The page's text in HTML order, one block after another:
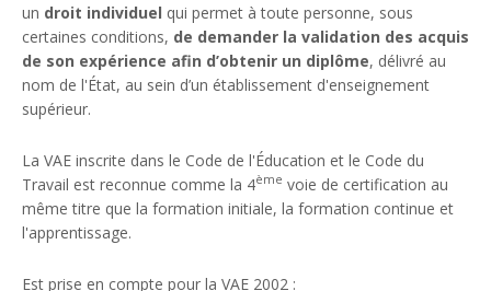
un droit individuel qui permet à toute personne, sous
certaines conditions, de demander la validation des acquis
de son expérience afin d’obtenir un diplôme, délivré au
nom de l'État, au sein d’un établissement d'enseignement
supérieur.
La VAE inscrite dans le Code de l'Éducation et le Code du
Travail est reconnue comme la 4ème voie de certification au
même titre que la formation initiale, la formation continue et
l'apprentissage.
Est prise en compte pour la VAE 2002 :